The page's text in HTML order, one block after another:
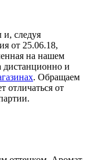
следуя
от 25.06.18,
на нашем
дистанционно и
. Обращаем
отличаться от